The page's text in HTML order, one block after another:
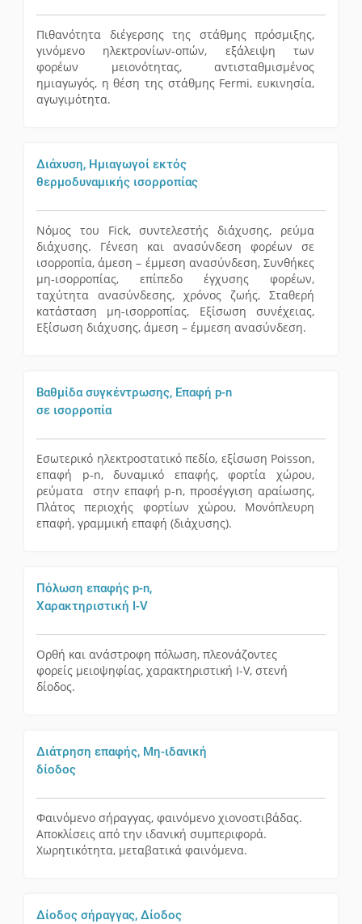
Πιθανότητα διέγερσης της στάθμης πρόσμιξης,
γινόμενο ηλεκτρονίων-οπών, εξάλειψη των
φορέων μειονότητας, αντισταθμισμένος
ημιαγωγός, η θέση της στάθμης Fermi, ευκινησία,
αγωγιμότητα.
Διάχυση, Ημιαγωγοί εκτός
θερμοδυναμικής ισορροπίας
Νόμος του Fick, συντελεστής διάχυσης, ρεύμα
διάχυσης. Γένεση και ανασύνδεση φορέων σε
ισορροπία, άμεση – έμμεση ανασύνδεση, Συνθήκες
μη-ισορροπίας, επίπεδο έγχυσης φορέων,
ταχύτητα ανασύνδεσης, χρόνος ζωής, Σταθερή
κατάσταση μη-ισορροπίας, Εξίσωση συνέχειας,
Εξίσωση διάχυσης, άμεση – έμμεση ανασύνδεση.
Βαθμίδα συγκέντρωσης, Επαφή p-n
σε ισορροπία
Εσωτερικό ηλεκτροστατικό πεδίο, εξίσωση Poisson,
επαφή p-n, δυναμικό επαφής, φορτία χώρου,
ρεύματα στην επαφή p-n, προσέγγιση αραίωσης,
Πλάτος περιοχής φορτίων χώρου, Μονόπλευρη
επαφή, γραμμική επαφή (διάχυσης).
Πόλωση επαφής p-n,
Χαρακτηριστική I-V
Ορθή και ανάστροφη πόλωση, πλεονάζοντες
φορείς μειοψηφίας, χαρακτηριστική I-V, στενή
δίοδος.
Διάτρηση επαφής, Μη-ιδανική
δίοδος
Φαινόμενο σήραγγας, φαινόμενο χιονοστιβάδας.
Αποκλίσεις από την ιδανική συμπεριφορά.
Χωρητικότητα, μεταβατικά φαινόμενα.
Δίοδος σήραγγας, Δίοδος